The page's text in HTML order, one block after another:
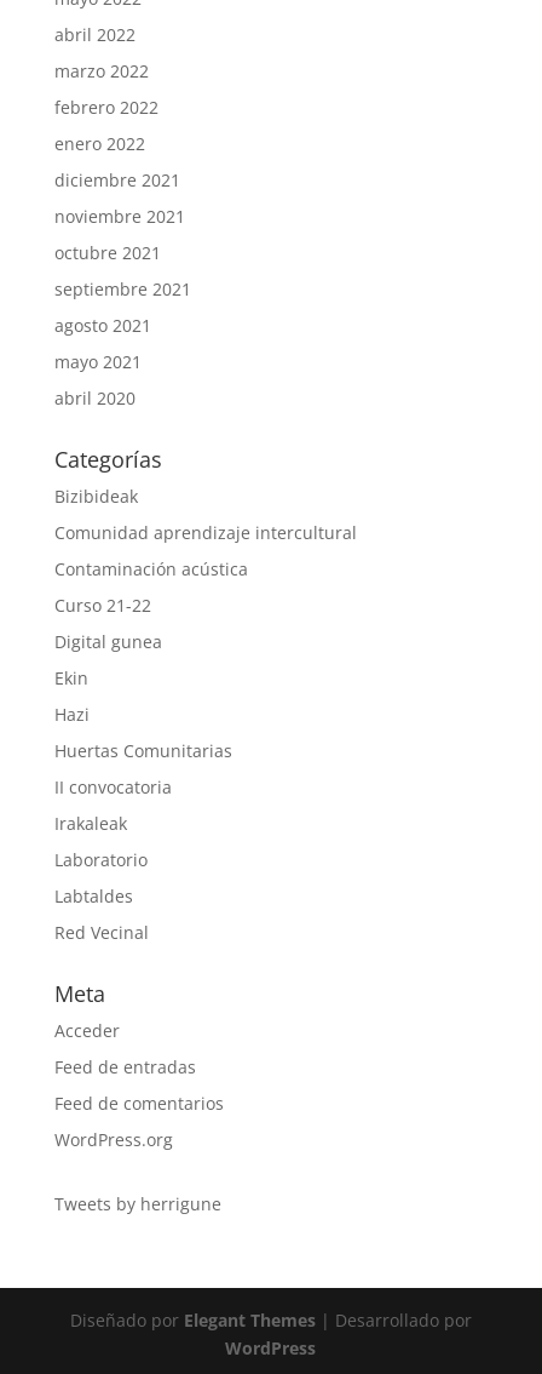
abril 2022
marzo 2022
febrero 2022
enero 2022
diciembre 2021
noviembre 2021
octubre 2021
septiembre 2021
agosto 2021
mayo 2021
abril 2020
Categorías
Bizibideak
Comunidad aprendizaje intercultural
Contaminación acústica
Curso 21-22
Digital gunea
Ekin
Hazi
Huertas Comunitarias
II convocatoria
Irakaleak
Laboratorio
Labtaldes
Red Vecinal
Meta
Acceder
Feed de entradas
Feed de comentarios
WordPress.org
Tweets by herrigune
Diseñado por Elegant Themes| Desarrollado por
WordPress